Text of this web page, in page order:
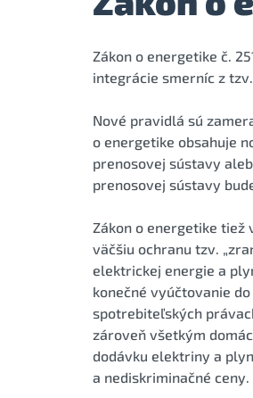
Zákon o energetike č.
integrácie smerníc z
Nové pravidlá sú
o energetike obsahuje
prenosovej sústavy
prenosovej sústavy
Zákon o energetike
väčšiu ochranu tzv.
elektrickej energie a
konečné vyúčtovanie
spotrebiteľských
zároveň všetkým
dodávku elektriny a
a nediskriminačné ceny.